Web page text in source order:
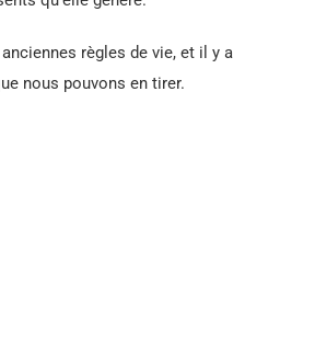
règles de vie, et il y a
nous pouvons en tirer.